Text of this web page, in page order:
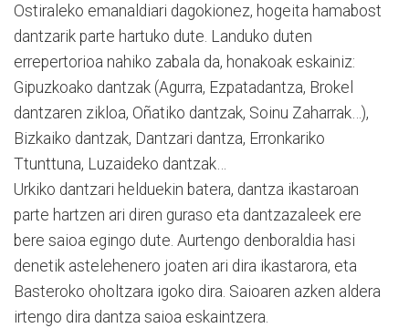
Ostiraleko emanaldiari dagokionez, hogeita hamabost
dantzarik parte hartuko dute. Landuko duten
errepertorioa nahiko zabala da, honakoak eskainiz:
Gipuzkoako dantzak (Agurra, Ezpatadantza, Brokel
dantzaren zikloa, Oñatiko dantzak, Soinu Zaharrak…),
Bizkaiko dantzak, Dantzari dantza, Erronkariko
Ttunttuna, Luzaideko dantzak…
Urkiko dantzari helduekin batera, dantza ikastaroan
parte hartzen ari diren guraso eta dantzazaleek ere
bere saioa egingo dute. Aurtengo denboraldia hasi
denetik astelehenero joaten ari dira ikastarora, eta
Basteroko oholtzara igoko dira. Saioaren azken aldera
irtengo dira dantza saioa eskaintzera.